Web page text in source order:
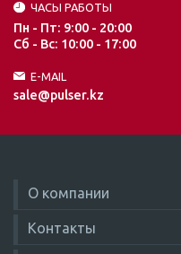
ЧАСЫ РАБОТЫ
Пн - Пт: 9:00 - 20:00
Сб - Вс: 10:00 - 17:00
E-MAIL
sale@pulser.kz
О компании
Контакты